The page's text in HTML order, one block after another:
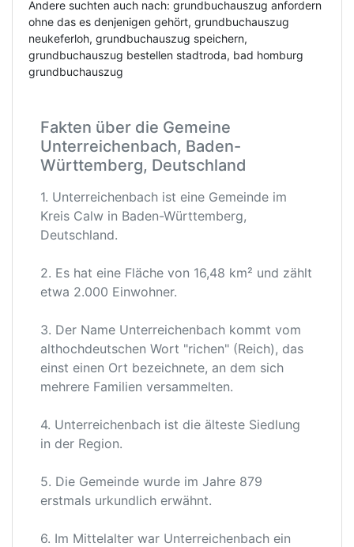
Andere suchten auch nach: grundbuchauszug anfordern
ohne das es denjenigen gehört, grundbuchauszug
neukeferloh, grundbuchauszug speichern,
grundbuchauszug bestellen stadtroda, bad homburg
grundbuchauszug
Fakten über die Gemeine
Unterreichenbach, Baden-
Württemberg, Deutschland
1. Unterreichenbach ist eine Gemeinde im
Kreis Calw in Baden-Württemberg,
Deutschland.
2. Es hat eine Fläche von 16,48 km² und zählt
etwa 2.000 Einwohner.
3. Der Name Unterreichenbach kommt vom
althochdeutschen Wort "richen" (Reich), das
einst einen Ort bezeichnete, an dem sich
mehrere Familien versammelten.
4. Unterreichenbach ist die älteste Siedlung
in der Region.
5. Die Gemeinde wurde im Jahre 879
erstmals urkundlich erwähnt.
6. Im Mittelalter war Unterreichenbach ein